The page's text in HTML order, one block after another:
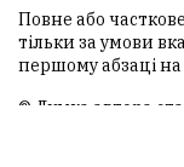
Повне або
тільки за умови
першому абзаці на
© Думка автора